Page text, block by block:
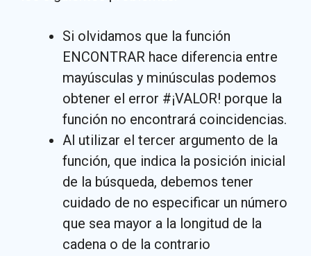
Si olvidamos que la función
ENCONTRAR hace diferencia entre
mayúsculas y minúsculas podemos
obtener el error #¡VALOR! porque la
función no encontrará coincidencias.
Al utilizar el tercer argumento de la
función, que indica la posición inicial
de la búsqueda, debemos tener
cuidado de no especificar un número
que sea mayor a la longitud de la
cadena o de la contrario